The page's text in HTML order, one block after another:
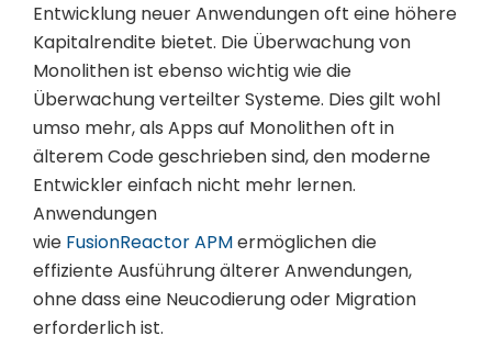
Entwicklung neuer Anwendungen oft eine höhere
Kapitalrendite bietet. Die Überwachung von
Monolithen ist ebenso wichtig wie die
Überwachung verteilter Systeme. Dies gilt wohl
umso mehr, als Apps auf Monolithen oft in
älterem Code geschrieben sind, den moderne
Entwickler einfach nicht mehr lernen.
Anwendungen
wie FusionReactor APMermöglichen die
effiziente Ausführung älterer Anwendungen,
ohne dass eine Neucodierung oder Migration
erforderlich ist.